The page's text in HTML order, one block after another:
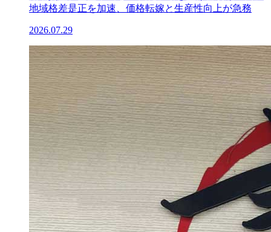
地域格差是正を加速、価格転嫁と生産性向上が急務
2026.07.29